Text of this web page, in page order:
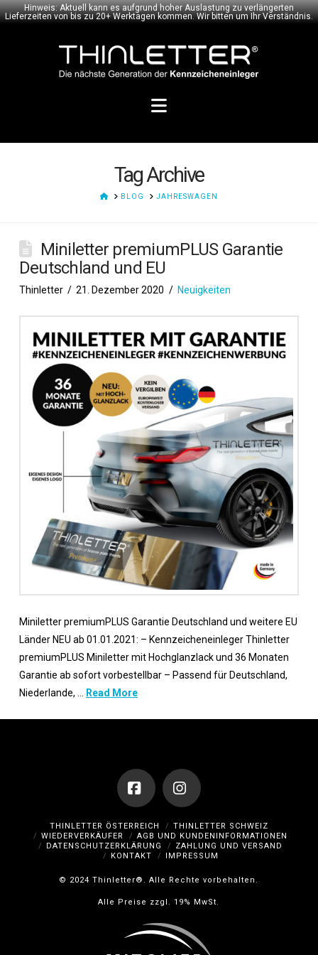
Hinweis: Aktuell kann es aufgrund hoher Auslastung zu verlängerten
Lieferzeiten von bis zu 20+ Werktagen kommen. Wir bitten um Ihr Verständnis.
Navigation
Tag Archive
HOMEBLOG JAHRESWAGEN
Miniletter premiumPLUS Garantie
Deutschland und EU
Thinletter 21. Dezember 2020 Neuigkeiten
Miniletter premiumPLUS Garantie Deutschland und weitere EU
Länder NEU ab 01.01.2021: – Kennzeicheneinleger Thinletter
premiumPLUS Miniletter mit Hochglanzlack und 36 Monaten
Garantie ab sofort vorbestellbar – Passend für Deutschland,
Niederlande, … Read More
FacebookInstagram
THINLETTER ÖSTERREICH
THINLETTER SCHWEIZ
WIEDERVERKÄUFER
AGB UND KUNDENINFORMATIONEN
DATENSCHUTZERKLÄRUNG
ZAHLUNG UND VERSAND
KONTAKT
IMPRESSUM
© 2024 Thinletter®. Alle Rechte vorbehalten.
Alle Preise zzgl. 19% MwSt.